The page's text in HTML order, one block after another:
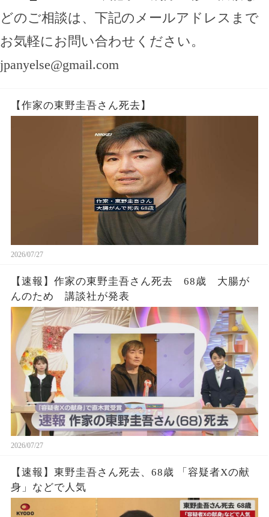
どのご相談は、下記のメールアドレスまで
お気軽にお問い合わせください。
jpanyelse@gmail.com
【作家の東野圭吾さん死去】
2026/07/27
【速報】作家の東野圭吾さん死去 68歳 大腸が
んのため 講談社が発表
2026/07/27
【速報】東野圭吾さん死去、68歳 「容疑者Xの献
身」などで人気